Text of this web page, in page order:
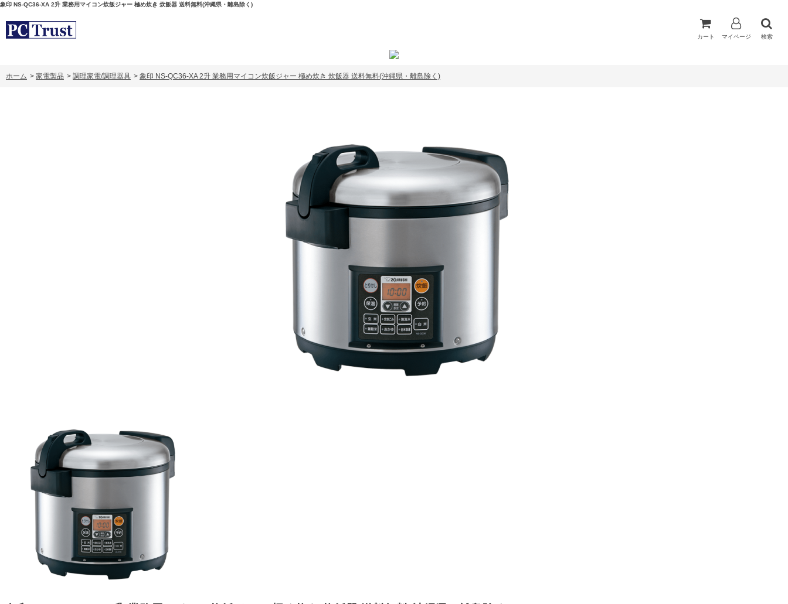
象印 NS-QC36-XA 2升 業務用マイコン炊飯ジャー 極め炊き 炊飯器 送料無料(沖縄県・離島除く)
カート マイページ 検索
ホーム > 家電製品 > 調理家電/調理器具 > 象印 NS-QC36-XA 2升 業務用マイコン炊飯ジャー 極め炊き 炊飯器 送料無料(沖縄県・離島除く)